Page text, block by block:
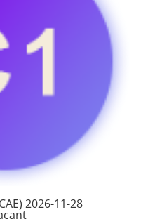
2026-11-28